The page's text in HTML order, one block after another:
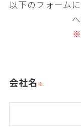
以下のフォーム
※
会社名